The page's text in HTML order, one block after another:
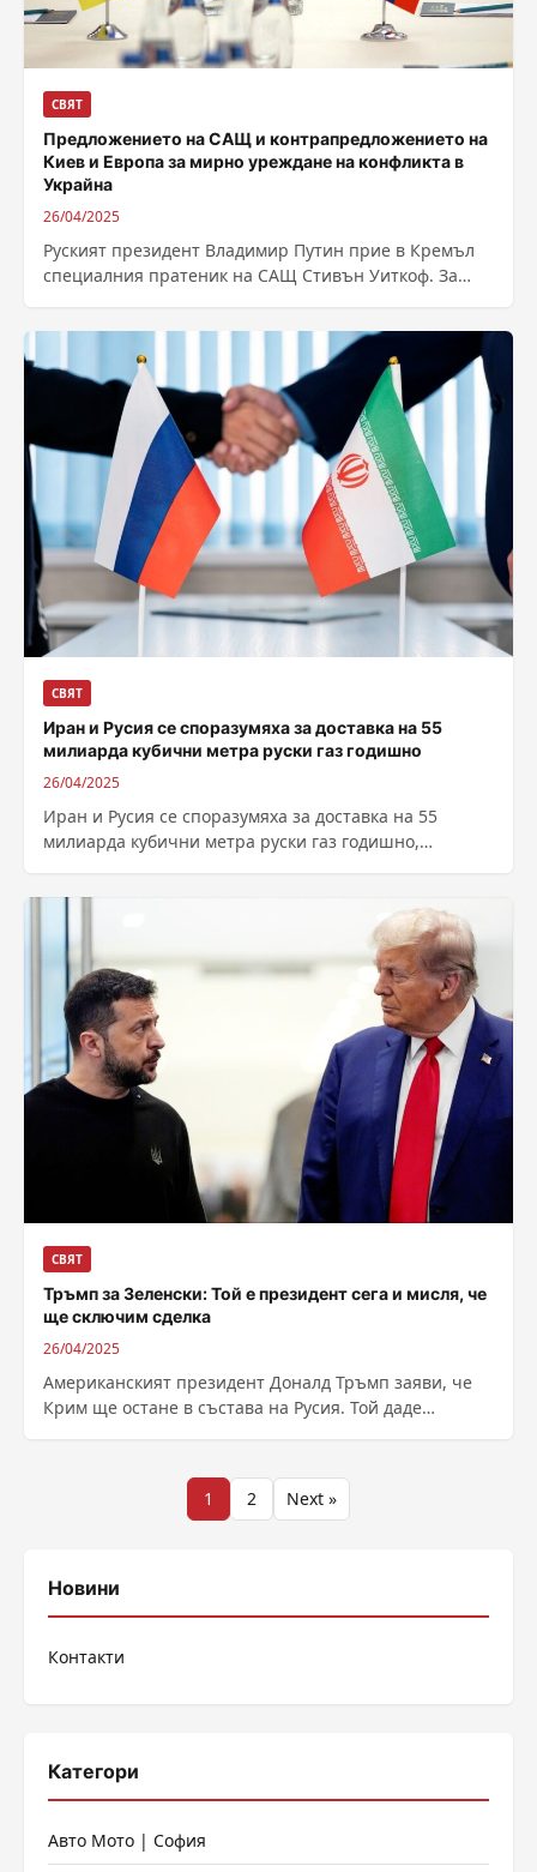
СВЯТ
Предложението на САЩ и контрапредложението на
Киев и Европа за мирно уреждане на конфликта в
Украйна
26/04/2025
Руският президент Владимир Путин прие в Кремъл
специалния пратеник на САЩ Стивън Уиткоф. За
СВЯТ
Иран и Русия се споразумяха за доставка на 55
милиарда кубични метра руски газ годишно
26/04/2025
Иран и Русия се споразумяха за доставка на 55
милиарда кубични метра руски газ годишно,
СВЯТ
Тръмп за Зеленски: Той е президент сега и мисля, че
ще сключим сделка
26/04/2025
Американският президент Доналд Тръмп заяви, че
Крим ще остане в състава на Русия. Той даде
публикациите
1 2 Next »
Новини
Контакти
Категори
Авто Мото | София